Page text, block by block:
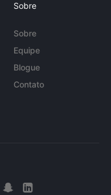
Sobre
Sobre
Equipe
Blogue
Contato